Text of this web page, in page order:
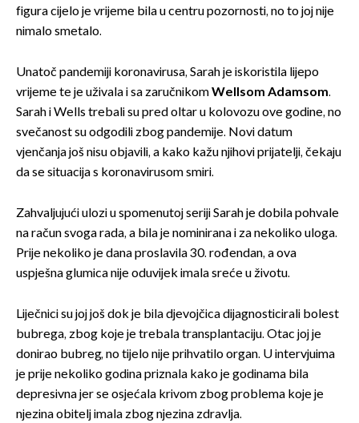
figura cijelo je vrijeme bila u centru pozornosti, no to joj nije
nimalo smetalo.
Unatoč pandemiji koronavirusa, Sarah je iskoristila lijepo
vrijeme te je uživala i sa zaručnikomWellsom Adamsom.
Sarah i Wells trebali su pred oltar u kolovozu ove godine, no
svečanost su odgodili zbog pandemije. Novi datum
vjenčanja još nisu objavili, a kako kažu njihovi prijatelji, čekaju
da se situacija s koronavirusom smiri.
Zahvaljujući ulozi u spomenutoj seriji Sarah je dobila pohvale
na račun svoga rada, a bila je nominirana i za nekoliko uloga.
Prije nekoliko je dana proslavila 30. rođendan, a ova
uspješna glumica nije oduvijek imala sreće u životu.
Liječnici su joj još dok je bila djevojčica dijagnosticirali bolest
bubrega, zbog koje je trebala transplantaciju. Otac joj je
donirao bubreg, no tijelo nije prihvatilo organ. U intervjuima
je prije nekoliko godina priznala kako je godinama bila
depresivna jer se osjećala krivom zbog problema koje je
njezina obitelj imala zbog njezina zdravlja.